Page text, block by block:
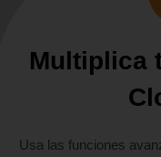
Multiplica
Usa las funciones